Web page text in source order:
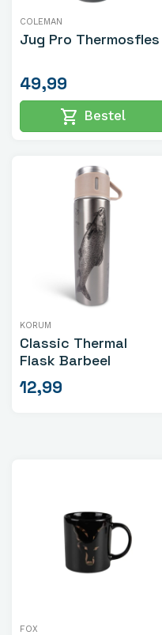
COLEMAN
Jug Pro Thermosfles
49,99
shopping_cart Bestel
KORUM
Classic Thermal
Flask Barbeel
12,99
FOX